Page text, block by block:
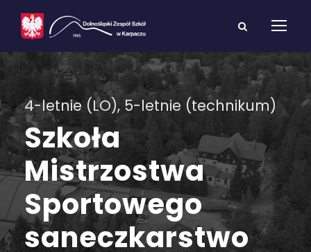
4-letnie (LO), 5-letnie (technikum)
Szkoła
Mistrzostwa
Sportowego
saneczkarstwo